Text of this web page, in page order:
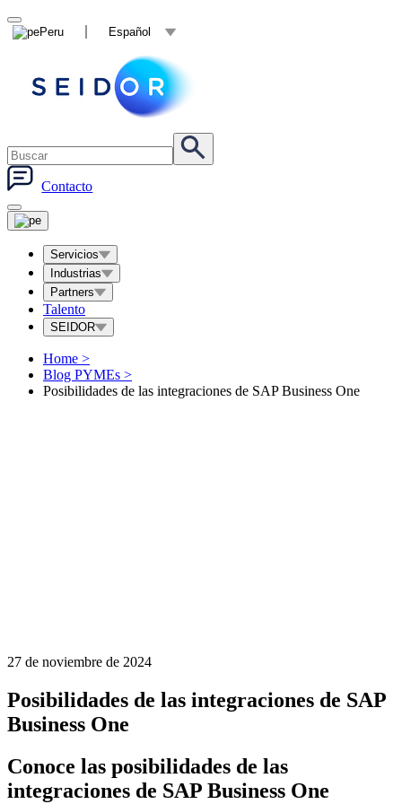
Peru Español
Contacto
Servicios
Industrias
Partners
Talento
SEIDOR
Home >
Blog PYMEs >
Posibilidades de las integraciones de SAP Business One
27 de noviembre de 2024
Posibilidades de las integraciones de SAP
Business One
Conoce las posibilidades de las
integraciones de SAP Business One